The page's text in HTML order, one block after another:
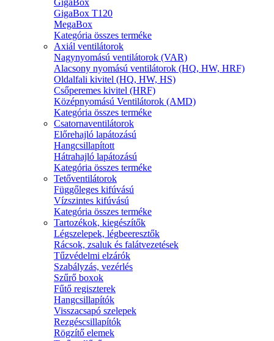
GigaBox
GigaBox T120
MegaBox
Kategória összes terméke
Axiál ventilátorok
Nagynyomású ventilátorok (VAR)
Alacsony nyomású ventilátorok (HQ, HW, HRF)
Oldalfali kivitel (HQ, HW, HS)
Csőperemes kivitel (HRF)
Középnyomású Ventilátorok (AMD)
Kategória összes terméke
Csatornaventilátorok
Előrehajló lapátozású
Hangcsillapított
Hátrahajló lapátozású
Kategória összes terméke
Tetőventilátorok
Függőleges kifúvású
Vízszintes kifúvású
Kategória összes terméke
Tartozékok, kiegészítők
Légszelepek, légbeeresztők
Rácsok, zsaluk és falátvezetések
Tűzvédelmi elzárók
Szabályzás, vezérlés
Szűrő boxok
Fűtő regiszterek
Hangcsillapítók
Visszacsapó szelepek
Rezgéscsillapítók
Rögzítő elemek